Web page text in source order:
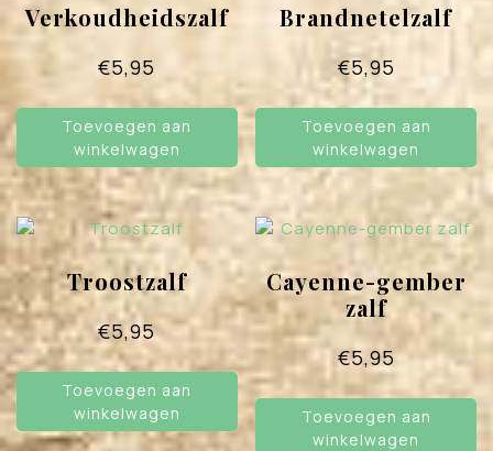
Verkoudheidszalf
€5,95
Toevoegen aan
winkelwagen
Brandnetelzalf
€5,95
Toevoegen aan
winkelwagen
Troostzalf
€5,95
Toevoegen aan
winkelwagen
Cayenne-gember
zalf
€5,95
Toevoegen aan
winkelwagen